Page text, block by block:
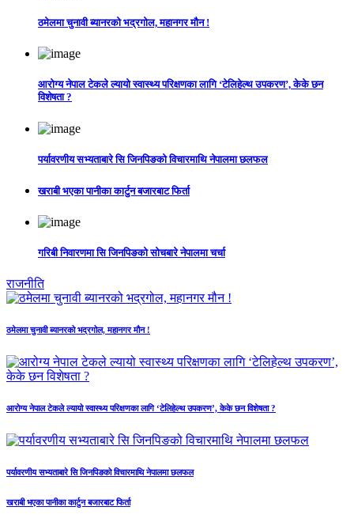
ठमेलमा चुनावी ब्यानरको भद्रगोल, महानगर मौन !
आरोग्य नेपाल टेकले ल्यायो स्वास्थ्य परिक्षणका लागि ‘टेलिहेल्थ उपकरण’, केके छन
विशेषता ?
पर्यावरणीय सभ्यताबारे सि जिनपिङको विचारमाथि नेपालमा छलफल
खराबी भएका पानीका कार्टुन बजारबाट फिर्ता
गरिबी निवारणमा सि जिनपिङको सोचबारे नेपालमा चर्चा
राजनीति
ठमेलमा चुनावी ब्यानरको भद्रगोल, महानगर मौन !
आरोग्य नेपाल टेकले ल्यायो स्वास्थ्य परिक्षणका लागि ‘टेलिहेल्थ उपकरण’, केके छन विशेषता ?
पर्यावरणीय सभ्यताबारे सि जिनपिङको विचारमाथि नेपालमा छलफल
खराबी भएका पानीका कार्टुन बजारबाट फिर्ता